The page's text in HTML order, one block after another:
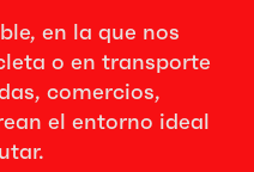
en la que nos
o en transporte
comercios,
el entorno ideal